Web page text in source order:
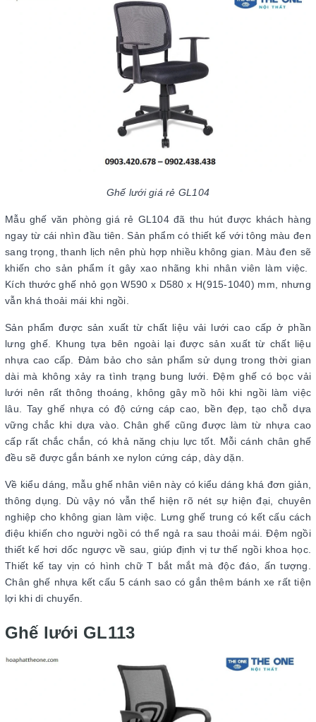
Ghế lưới giá rẻ GL104
Mẫu ghế văn phòng giá rẻ GL104 đã thu hút được khách hàng
ngay từ cái nhìn đầu tiên. Sản phẩm có thiết kế với tông màu đen
sang trọng, thanh lịch nên phù hợp nhiều không gian. Màu đen sẽ
khiến cho sản phẩm ít gây xao nhãng khi nhân viên làm việc.
Kích thước ghế nhỏ gọn W590 x D580 x H(915-1040) mm, nhưng
vẫn khá thoải mái khi ngồi.
Sản phẩm được sản xuất từ chất liệu vải lưới cao cấp ở phần
lưng ghế. Khung tựa bên ngoài lại được sản xuất từ chất liệu
nhựa cao cấp. Đảm bảo cho sản phẩm sử dụng trong thời gian
dài mà không xảy ra tình trạng bung lưới. Đệm ghế có bọc vải
lưới nên rất thông thoáng, không gây mồ hôi khi ngồi làm việc
lâu. Tay ghế nhựa có độ cứng cáp cao, bền đẹp, tạo chỗ dựa
vững chắc khi dựa vào. Chân ghế cũng được làm từ nhựa cao
cấp rất chắc chắn, có khả năng chịu lực tốt. Mỗi cánh chân ghế
đều sẽ được gắn bánh xe nylon cứng cáp, dày dặn.
Về kiểu dáng, mẫu ghế nhân viên này có kiểu dáng khá đơn giản,
thông dụng. Dù vậy nó vẫn thể hiện rõ nét sự hiện đại, chuyên
nghiệp cho không gian làm việc. Lưng ghế trung có kết cấu cách
điệu khiến cho người ngồi có thể ngả ra sau thoải mái. Đệm ngồi
thiết kế hơi dốc ngược về sau, giúp định vị tư thế ngồi khoa học.
Thiết kế tay vịn có hình chữ T bắt mắt mà độc đáo, ấn tượng.
Chân ghế nhựa kết cấu 5 cánh sao có gắn thêm bánh xe rất tiện
lợi khi di chuyển.
Ghế lưới GL113